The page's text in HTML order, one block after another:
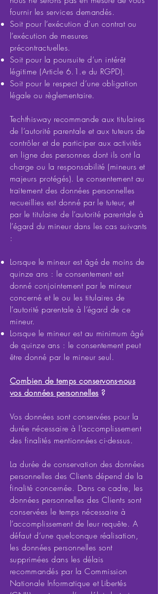
fournir les services demandés.
Soit pour l’exécution d’un contrat ou
l’exécution de mesures
précontractuelles.
Soit pour la poursuite d’un intérêt
légitime (Article 6.1.e du RGPD).
Soit pour le respect d’une obligation
légale ou règlementaire.
Techthisway recommande aux titulaires
de l’autorité parentale et aux tuteurs de
contrôler et de participer aux activités
en ligne des personnes dont ils ont la
charge ou la responsabilité (mineurs et
majeurs protégés). Le consentement au
traitement des données personnelles
recueillies est donné par le tuteur, et
par le titulaire de l’autorité parentale à
l’égard du mineur dans les cas suivants
:
Lorsque le mineur est âgé de moins de
quinze ans : le consentement est
donné conjointement par le mineur
concerné et le ou les titulaires de
l’autorité parentale à l’égard de ce
mineur.
Lorsque le mineur est au minimum âgé
de quinze ans : le consentement peut
être donné par le mineur seul.
Combien de temps conservons-nous
vos données personnelles ?
Vos données sont conservées pour la
durée nécessaire à l’accomplissement
des finalités mentionnées ci-dessus.
La durée de conservation des données
personnelles des Clients dépend de la
finalité concernée. Dans ce cadre, les
données personnelles des Clients sont
conservées le temps nécessaire à
l’accomplissement de leur requête. A
défaut d’une quelconque réalisation,
les données personnelles sont
supprimées dans les délais
recommandés par la Commission
Nationale Informatique et Libertés